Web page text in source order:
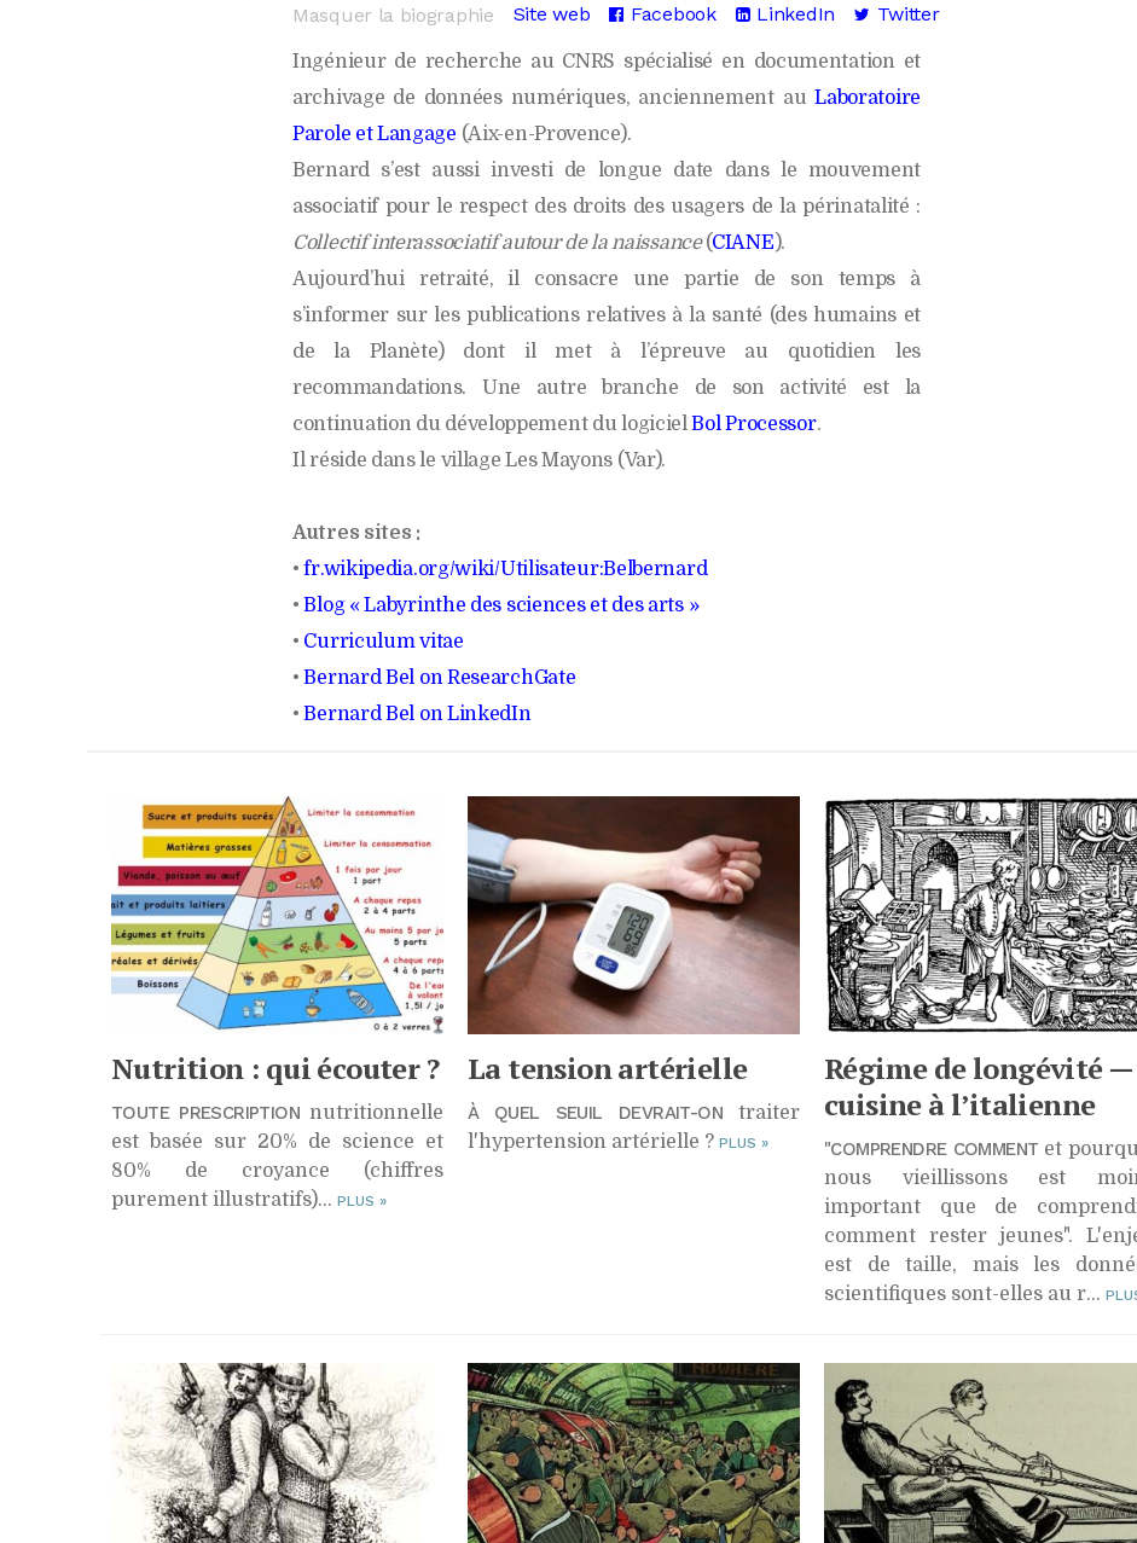
Chrononutrition
Diabète
Maladies
endocriniennes
infectieuses
Vaccins
Masquer la biographie Site web Facebook LinkedIn Twitter
Ingénieur de recherche au CNRS spécialisé en documentation et
archivage de données numériques, anciennement auLaboratoire
Parole et Langage (Aix-en-Provence).
Bernard s’est aussi investi de longue date dans le mouvement
associatif pour le respect des droits des usagers de la périnatalité :
Collectif interassociatif autour de la naissance(CIANE).
Aujourd’hui retraité, il consacre une partie de son temps à
s’informer sur les publications relatives à la santé (des humains et
de la Planète) dont il met à l’épreuve au quotidien les
recommandations. Une autre branche de son activité est la
continuation du développement du logicielBol Processor.
Il réside dans le village Les Mayons (Var).
Autres sites :
•fr.wikipedia.org/wiki/Utilisateur:Belbernard
•Blog « Labyrinthe des sciences et des arts »
• Curriculum vitae
•Bernard Bel on ResearchGate
•Bernard Bel on LinkedIn
Nutrition : qui écouter ?
TOUTE PRESCRIPTION nutritionnelle
est basée sur 20% de science et
80% de croyance (chiffres
purement illustratifs)… PLUS »
La tension artérielle
À QUEL SEUIL DEVRAIT-ON traiter
l'hypertension artérielle ? PLUS »
Régime de longévité —
cuisine à l’italienne
"COMPRENDRE COMMENT et
nous vieillissons est
important que de
comment rester jeunes".
est de taille, mais les
scientifiques sont-elles au r...